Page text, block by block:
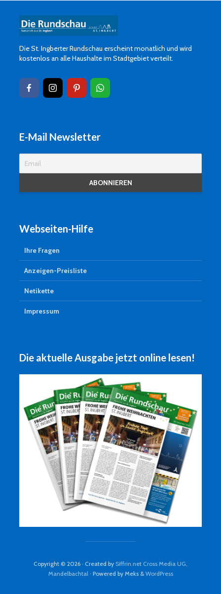
Die St. Ingberter Rundschau erscheint monatlich und wird
kostenlos an alle Haushalte im Stadtgebiet verteilt.
E-Mail Newsletter
Webseiten-Hilfe
Ihre Fragen
Anzeigen-Preisliste
Netikette
Impressum
Die aktuelle Ausgabe jetzt online lesen!
Copyright © 2026 · Created by Siffrin.net Cross Media UG,
Mandelbachtal· Powered by Meks & WordPress